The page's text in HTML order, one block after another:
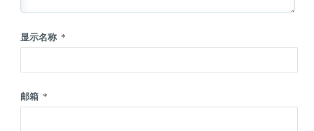
显示名称 *
邮箱 *